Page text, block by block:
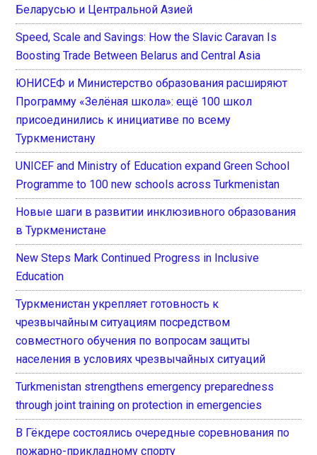
Беларусью и Центральной Азией
Speed, Scale and Savings: How the Slavic Caravan Is
Boosting Trade Between Belarus and Central Asia
ЮНИСЕФ и Министерство образования расширяют
Программу «Зелёная школа»: ещё 100 школ
присоединились к инициативе по всему
Туркменистану
UNICEF and Ministry of Education expand Green School
Programme to 100 new schools across Turkmenistan
Новые шаги в развитии инклюзивного образования
в Туркменистане
New Steps Mark Continued Progress in Inclusive
Education
Туркменистан укрепляет готовность к
чрезвычайным ситуациям посредством
совместного обучения по вопросам защиты
населения в условиях чрезвычайных ситуаций
Turkmenistan strengthens emergency preparedness
through joint training on protection in emergencies
В Гёкдере состоялись очередные соревнования по
пожарно-прикладному спорту